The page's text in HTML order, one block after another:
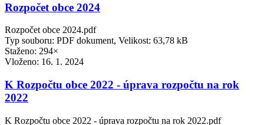
Rozpočet obce 2024
Rozpočet obce 2024.pdf
Typ souboru: PDF dokument, Velikost: 63,78 kB
Staženo: 294×
Vloženo: 16. 1. 2024
K Rozpočtu obce 2022 - úprava rozpočtu na rok
2022
K Rozpočtu obce 2022 - úprava rozpočtu na rok 2022.pdf